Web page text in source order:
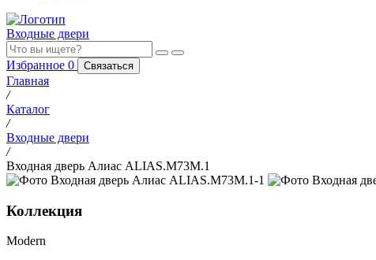
Входные двери
Избранное 0 Связаться
Главная
/
Каталог
/
Входные двери
/
Входная дверь Алиас ALIAS.M73M.1
Коллекция
Modern